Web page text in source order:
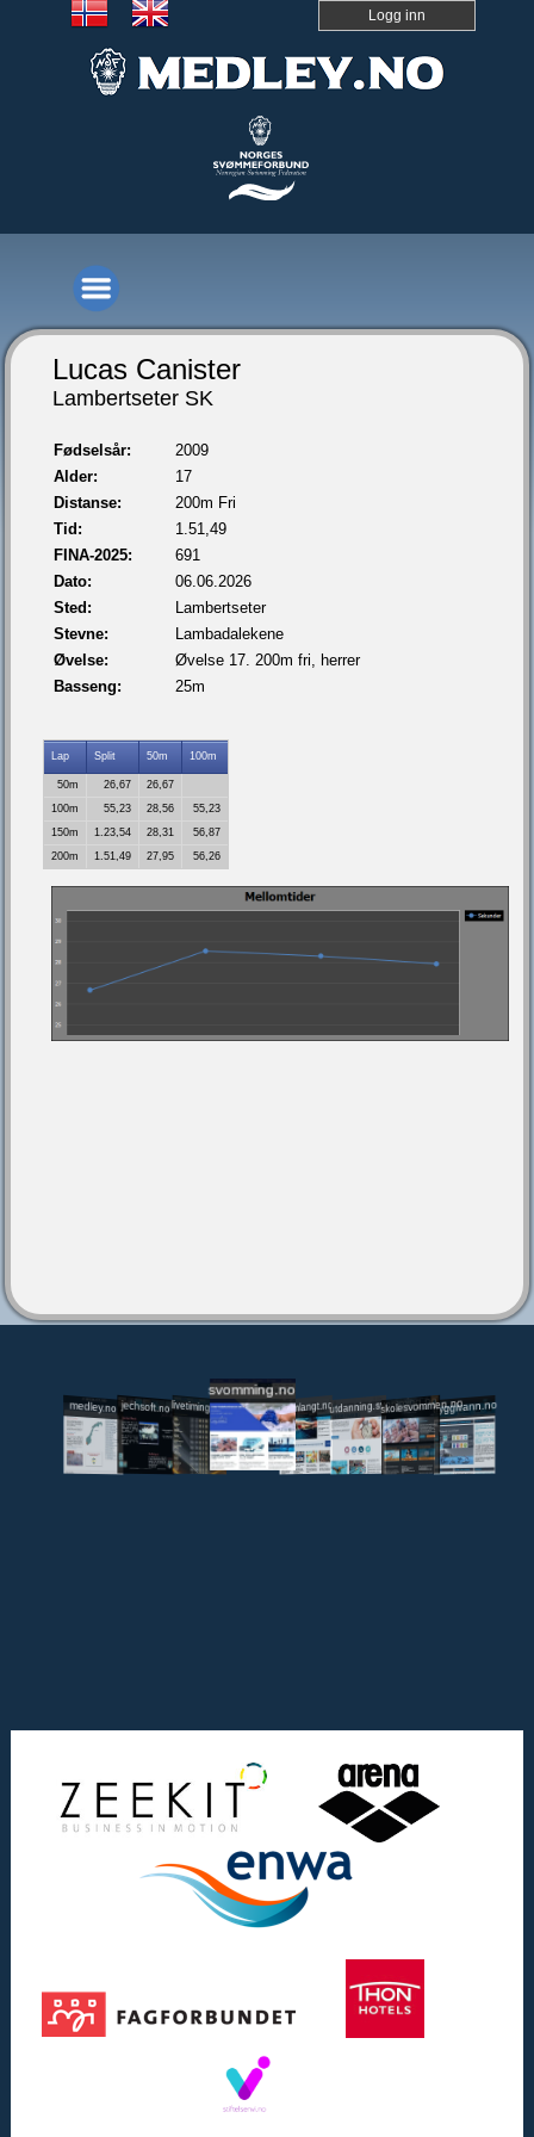
Logg inn
Lucas Canister
Lambertseter SK
Fødselsår:
2009
Alder:
17
Distanse:
200m Fri
Tid:
1.51,49
FINA-2025:
691
Dato:
06.06.2026
Sted:
Lambertseter
Stevne:
Lambadalekene
Øvelse:
Øvelse 17. 200m fri, herrer
Basseng:
25m
Lap Split 50m 100m
50m 26,67
26,67
100m
55,23 28,56
55,23
150m
1.23,54 28,31
56,87
200m
1.51,49 27,95 56,26
medley.no jechsoft.nolivetiming.medley.no
svomming.no
svomlangt.noutdanning.svomming.no
skolesvommen.notryggivann.no